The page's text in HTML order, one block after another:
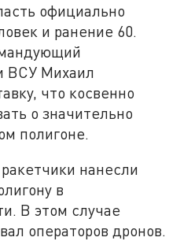
официально
и ранение 60.
ВСУ Михаил
что косвенно
о значительно
полигоне.
нанесли
в
В этом случае
операторов дронов.